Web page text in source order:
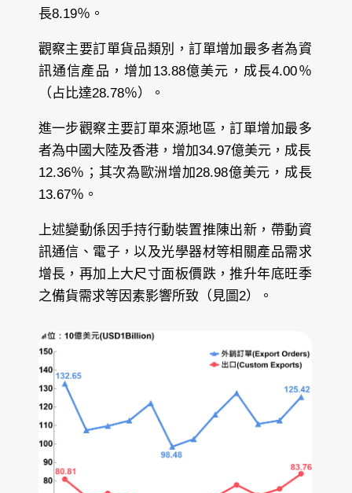
長8.19％。
觀察主要訂單貨品類別，訂單增加最多者為資
訊通信產品，增加13.88億美元，成長4.00％
（占比達28.78％）。
進一步觀察主要訂單來源地區，訂單增加最多
者為中國大陸及香港，增加34.97億美元，成長
12.36％；其次為歐洲增加28.98億美元，成長
13.67％。
上述變動係因手持行動裝置推陳出新，帶動資
訊通信、電子，以及光學器材等相關產品需求
增長，再加上大尺寸面板價跌，推升年底旺季
之備貨需求等因素影響所致（見圖2）。